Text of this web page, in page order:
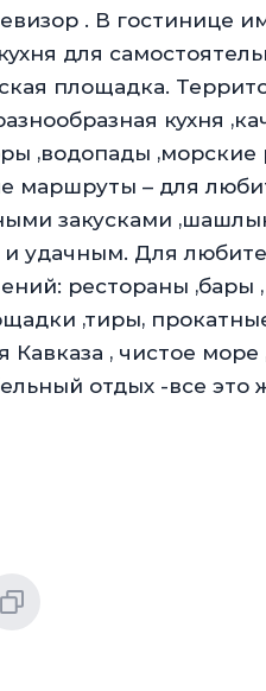
. В гостинице
для
площадка.
кухня
,водопады
маршруты – для
закусками
удачным. Для
рестораны
,тиры,
, чистое море
отдых -все это